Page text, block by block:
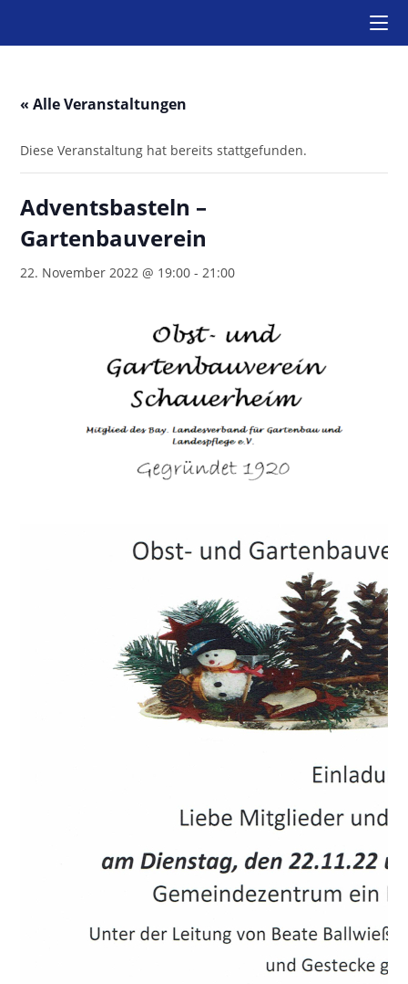
« Alle Veranstaltungen
Diese Veranstaltung hat bereits stattgefunden.
Adventsbasteln –
Gartenbauverein
22. November 2022 @ 19:00 -21:00